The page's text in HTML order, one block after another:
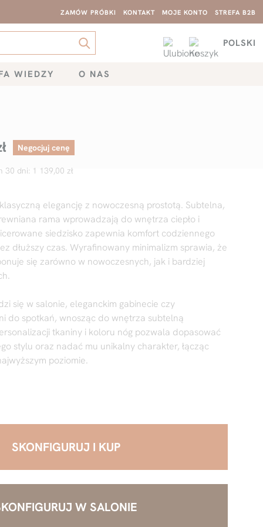
ZAMÓW PRÓBKI KONTAKT MOJE KONTO STREFA B2B
POLSKI
WIEDZY O NAS
Negocjuj cenę
30 dni: 1 139,00 zł
klasyczną elegancję z nowoczesną prostotą. Subtelna,
rama wprowadzają do wnętrza ciepło i
siedzisko zapewnia komfort codziennego
dłuższy czas. Wyrafinowany minimalizm sprawia, że
się zarówno w nowoczesnych, jak i bardziej
się w salonie, eleganckim gabinecie czy
do spotkań, wnosząc do wnętrza subtelną
tkaniny i koloru nóg pozwala dopasować
stylu oraz nadać mu unikalny charakter, łącząc
poziomie.
SKONFIGURUJ I KUP
W SALONIE